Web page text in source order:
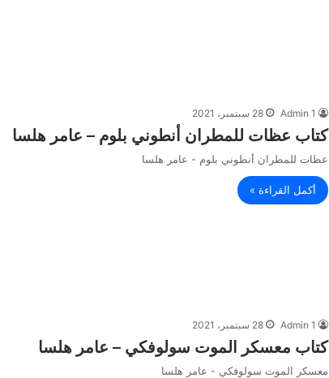
Admin 1 28 سبتمبر، 2021
كتاب عظات للمطران أنطوني بلوم – عامر هلسا
عظات للمطران أنطوني بلوم - عامر هلسا
أكمل القراءة »
Admin 1 28 سبتمبر، 2021
كتاب معسكر الموت سولوفكي – عامر هلسا
معسكر الموت سولوفكي - عامر هلسا